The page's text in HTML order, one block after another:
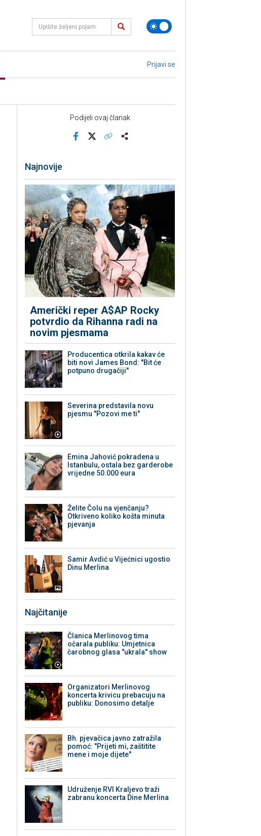
Prijavi se
Podijeli ovaj članak
Najnovije
Američki reper A$AP Rocky
potvrdio da Rihanna radi na
novim pjesmama
Producentica otkrila kakav će
biti novi James Bond: "Bit će
potpuno drugačiji"
Severina predstavila novu
pjesmu "Pozovi me ti"
Emina Jahović pokradena u
Istanbulu, ostala bez garderobe
vrijedne 50.000 eura
Želite Čolu na vjenčanju?
Otkriveno koliko košta minuta
pjevanja
Samir Avdić u Vijećnici ugostio
Dinu Merlina
Najčitanije
Članica Merlinovog tima
očarala publiku: Umjetnica
čarobnog glasa "ukrala" show
Organizatori Merlinovog
koncerta krivicu prebacuju na
publiku: Donosimo detalje
Bh. pjevačica javno zatražila
pomoć: "Prijeti mi, zaštitite
mene i moje dijete"
Udruženje RVI Kraljevo traži
zabranu koncerta Dine Merlina